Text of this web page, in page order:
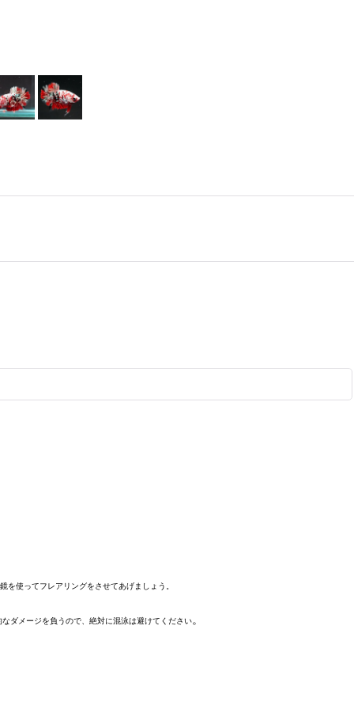
使ってフレアリングをさせてあげましょう。
ダメージを負うので、絶対に混泳は避けてください。